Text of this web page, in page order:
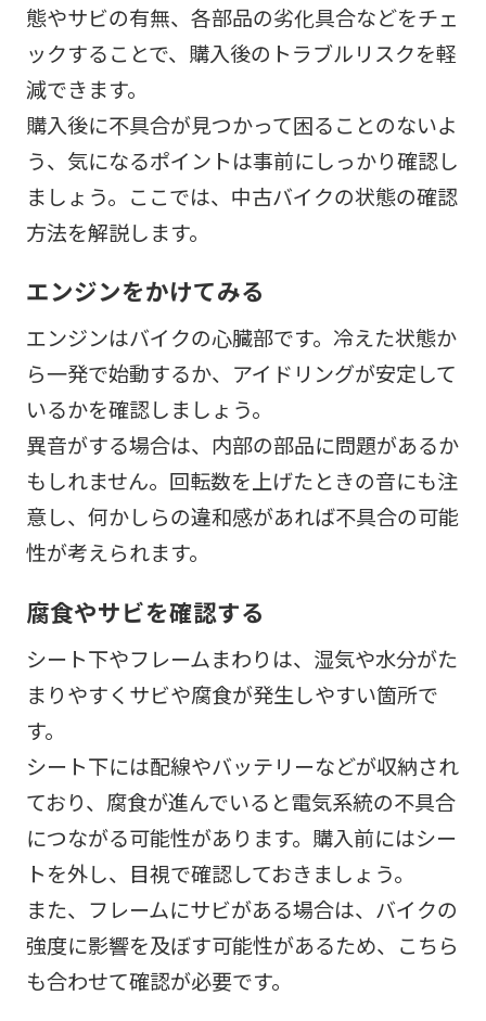
態やサビの有無、各部品の劣化具合などをチェ
ックすることで、購入後のトラブルリスクを軽
減できます。
購入後に不具合が見つかって困ることのないよ
う、気になるポイントは事前にしっかり確認し
ましょう。ここでは、中古バイクの状態の確認
方法を解説します。
エンジンをかけてみる
エンジンはバイクの心臓部です。冷えた状態か
ら一発で始動するか、アイドリングが安定して
いるかを確認しましょう。
異音がする場合は、内部の部品に問題があるか
もしれません。回転数を上げたときの音にも注
意し、何かしらの違和感があれば不具合の可能
性が考えられます。
腐食やサビを確認する
シート下やフレームまわりは、湿気や水分がた
まりやすくサビや腐食が発生しやすい箇所で
す。
シート下には配線やバッテリーなどが収納され
ており、腐食が進んでいると電気系統の不具合
につながる可能性があります。購入前にはシー
トを外し、目視で確認しておきましょう。
また、フレームにサビがある場合は、バイクの
強度に影響を及ぼす可能性があるため、こちら
も合わせて確認が必要です。